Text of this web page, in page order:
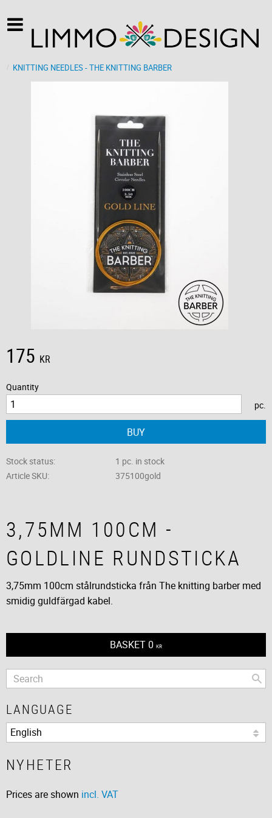
KNITTING NEEDLES - THE KNITTING BARBER
175 KR
Quantity
pc.
BUY
Stock status
1 pc. in stock
Article SKU
375100gold
3,75MM 100CM -
GOLDLINE RUNDSTICKA
3,75mm 100cm stålrundsticka från The knitting barber med
smidig guldfärgad kabel.
BASKET 0 KR
LANGUAGE
NYHETER
Prices are shown incl. VAT